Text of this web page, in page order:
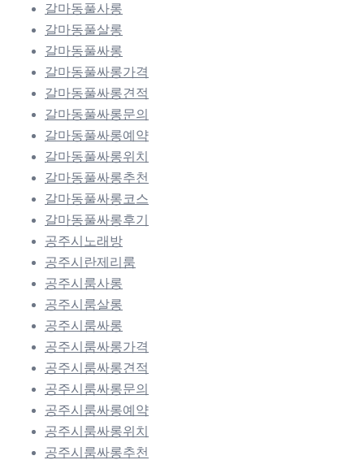
갈마동풀사롱
갈마동풀살롱
갈마동풀싸롱
갈마동풀싸롱가격
갈마동풀싸롱견적
갈마동풀싸롱문의
갈마동풀싸롱예약
갈마동풀싸롱위치
갈마동풀싸롱추천
갈마동풀싸롱코스
갈마동풀싸롱후기
공주시노래방
공주시란제리룸
공주시룸사롱
공주시룸살롱
공주시룸싸롱
공주시룸싸롱가격
공주시룸싸롱견적
공주시룸싸롱문의
공주시룸싸롱예약
공주시룸싸롱위치
공주시룸싸롱추천